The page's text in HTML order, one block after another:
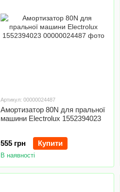
Артикул: 00000024487
Амортизатор 80N для пральної
машини Electrolux 1552394023
555 грн Купити
В наявності